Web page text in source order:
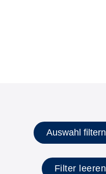
Auswahl filtern
Filter leeren